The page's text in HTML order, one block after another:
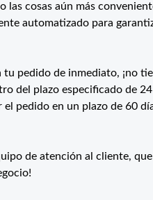
las cosas aún más
automatizado para
pedido de inmediato, ¡no
del plazo especificado de
pedido en un plazo de 60
de atención al cliente,